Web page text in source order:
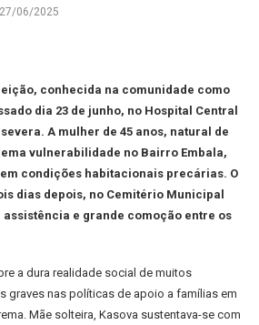
27/06/2025
conhecida na comunidade como
dia 23 de junho, no Hospital Central
A mulher de 45 anos, natural de
vulnerabilidade no Bairro Embala,
condições habitacionais precárias. O
dias depois, no Cemitério Municipal
assistência e grande comoção entre os
a dura realidade social de muitos
graves nas políticas de apoio a famílias em
Mãe solteira, Kasova sustentava-se com